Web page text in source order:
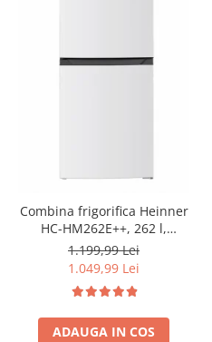
Combina frigorifica Heinner
HC-HM262E++, 262 l,
Control electronic,
Iluminare LED, Usi
reversibile, Clasa E, H 180
cm, Alb
1.199,99 Lei
1.049,99 Lei
ADAUGA IN COS